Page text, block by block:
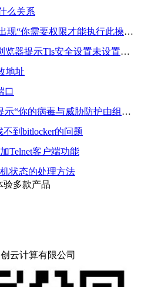
么关系
需要权限才能执行此操作”的问题
安全设置未设置为默认设置的解决方法
地址
口
病毒与威胁防护由组织提供”的问题
到bitlocker的问题
Telnet客户端功能
状态的处理方法
验多款产品
云计算有限公司